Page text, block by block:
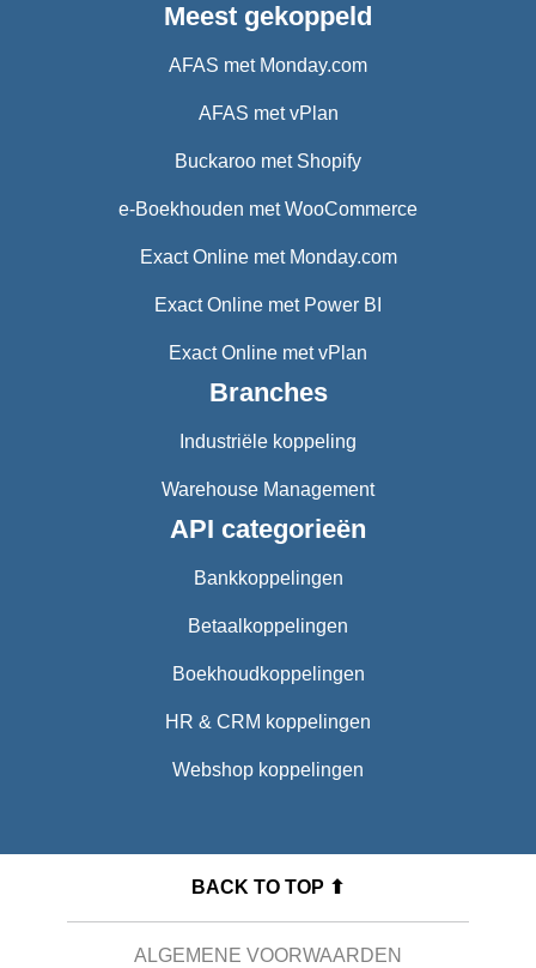
Meest gekoppeld
AFAS met Monday.com
AFAS met vPlan
Buckaroo met Shopify
e-Boekhouden met WooCommerce
Exact Online met Monday.com
Exact Online met Power BI
Exact Online met vPlan
Branches
Industriële koppeling
Warehouse Management
API categorieën
Bankkoppelingen
Betaalkoppelingen
Boekhoudkoppelingen
HR & CRM koppelingen
Webshop koppelingen
BACK TO TOP ⬆
ALGEMENE VOORWAARDEN